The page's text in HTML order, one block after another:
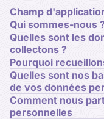
Champ
Qui sommes-nous
Quelles sont les
collectons ?
Pourquoi
Quelles sont nos
de vos données
Comment nous
personnelles